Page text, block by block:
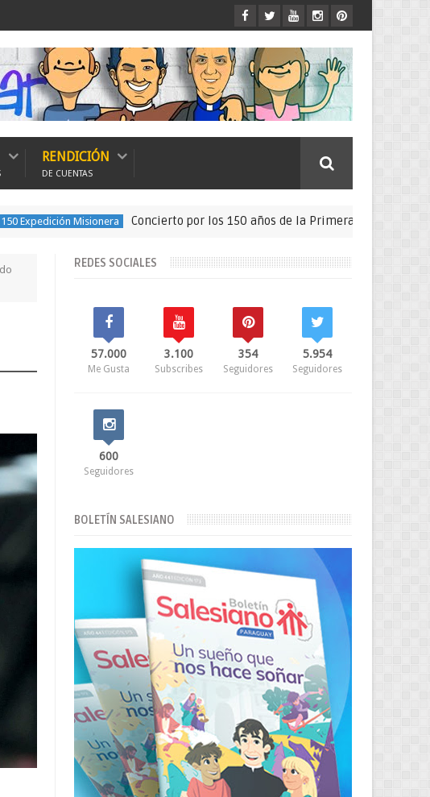
RENDICIÓN
DE CUENTAS
Misionera Concierto por los 150 años de la Primera Expedición Misionera
REDES SOCIALES
57.000
Me Gusta
3.100
Subscribes
354
Seguidores
5.954
Seguidores
600
Seguidores
BOLETÍN SALESIANO